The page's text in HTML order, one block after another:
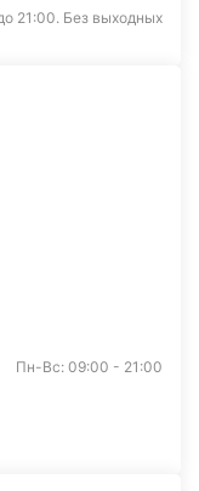
21:00. Без выходных
Пн-Вс: 09:00 - 21:00